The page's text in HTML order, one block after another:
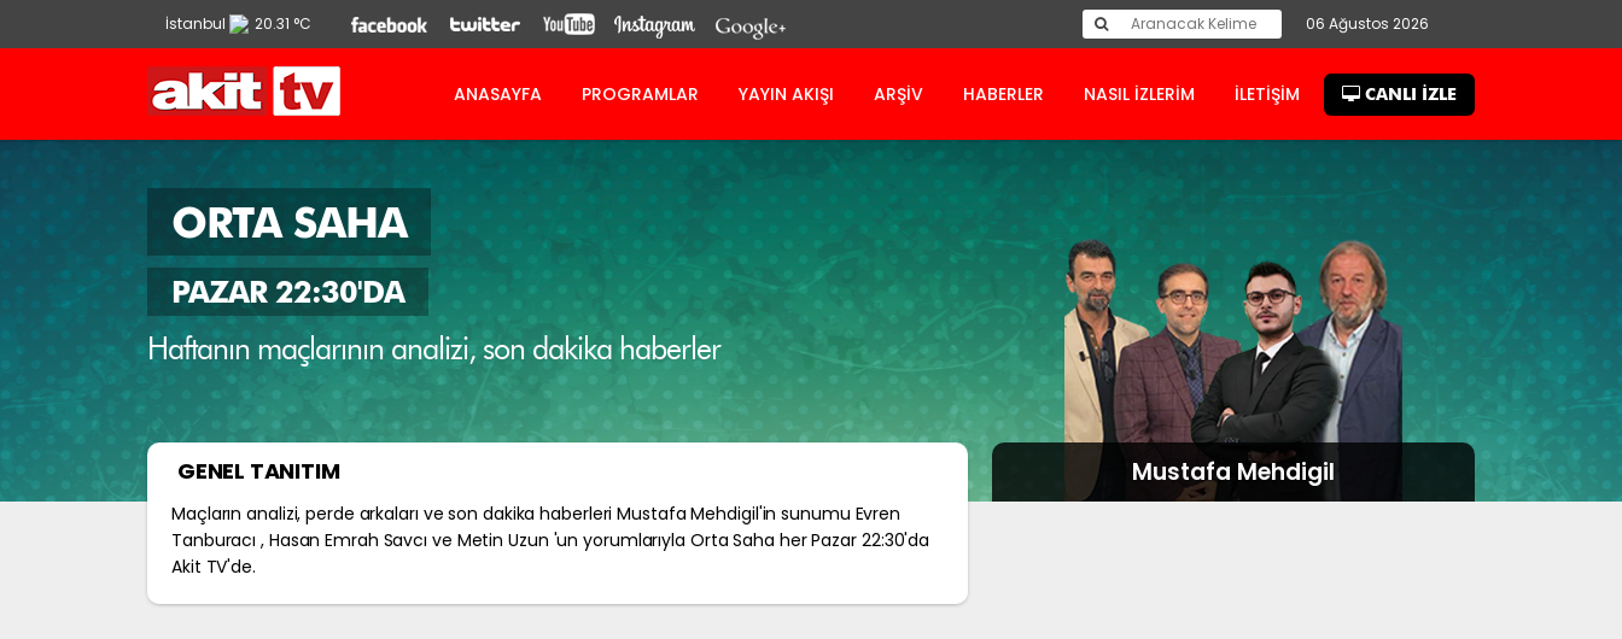
İstanbul 20.31 °C
Ankara 13.9 °C
İzmir 21.86 °C
06 Ağustos 2026
ANASAYFA PROGRAMLAR YAYIN AKIŞI ARŞİV HABERLER NASIL İZLERİM İLETİŞİM CANLI İZLE
ORTA SAHA
PAZAR 22:30'DA
Haftanın maçlarının analizi, son dakika haberler
GENEL TANITIM
Maçların analizi, perde arkaları ve son dakika haberleri Mustafa Mehdigil'in sunumu Evren
Tanburacı , Hasan Emrah Savcı ve Metin Uzun 'un yorumlarıyla Orta Saha her Pazar 22:30'da
Akit TV'de.
Mustafa Mehdigil